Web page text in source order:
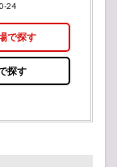
24
で探す
探す